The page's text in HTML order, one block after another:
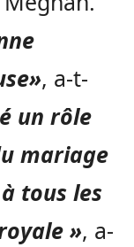
, a-t-
un rôle
mariage
tous les
», a-